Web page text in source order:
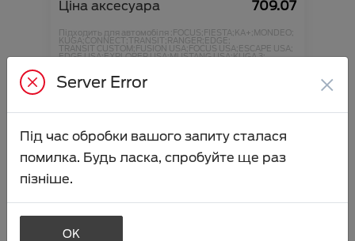
Ціна аксесуара 709.07
Підходить для автомобіля :FOCUS;FIESTA;KA+;MONDEO;
KUGA;CONNECT;TRANSIT;RANGER;EDGE;
TRANSIT CUSTOM;FUSION USA;FOCUS USA;ESCAPE USA;
EDGE USA;EXPLORER USA;MUSTANG USA;KUGA 3;
Server Error ×
Під час обробки вашого запиту сталася
помилка. Будь ласка, спробуйте ще раз
пізніше.
OK